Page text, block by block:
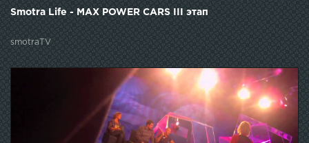
Smotra Life - MAX POWER CARS III этап
smotraTV